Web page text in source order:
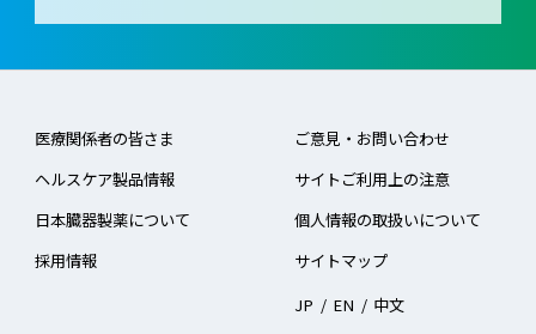
医療関係者の皆さま
ヘルスケア製品情報
日本臓器製薬について
採用情報
ご意見・お問い合わせ
サイトご利用上の注意
個人情報の取扱いについて
サイトマップ
JP / EN / 中文